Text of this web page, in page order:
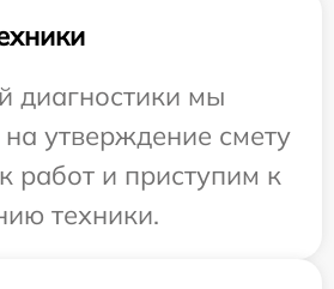
диагностики мы
утверждение смету
работ и приступим к
техники.